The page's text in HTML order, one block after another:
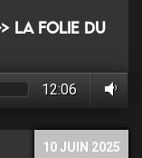
La Folie du
12:06
10 JUIN 2025